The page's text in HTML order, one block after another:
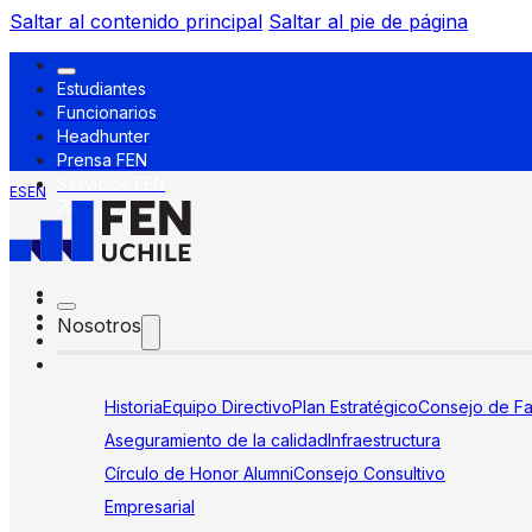
Saltar al contenido principal Saltar al pie de página
Estudiantes
Funcionarios
Headhunter
Prensa FEN
ESEN
Nosotros
HistoriaEquipo DirectivoPlan EstratégicoConsejo de
Aseguramiento de la calidadInfraestructura
Círculo de Honor AlumniConsejo Consultivo
Empresarial